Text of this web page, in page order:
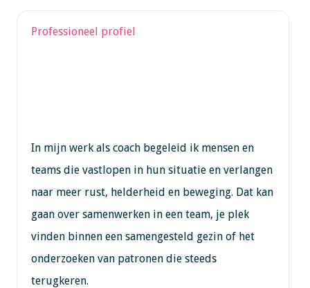
Professioneel profiel
In mijn werk als coach begeleid ik mensen en
teams die vastlopen in hun situatie en verlangen
naar meer rust, helderheid en beweging. Dat kan
gaan over samenwerken in een team, je plek
vinden binnen een samengesteld gezin of het
onderzoeken van patronen die steeds
terugkeren.